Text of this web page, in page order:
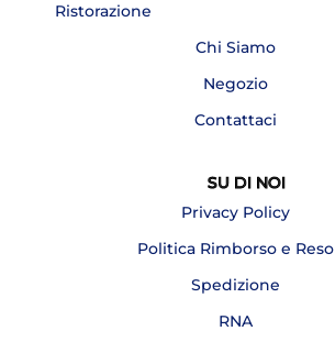
Ristorazione
Chi Siamo
Negozio
Contattaci
SU DI NOI
Privacy Policy
Politica Rimborso e Reso
Spedizione
RNA